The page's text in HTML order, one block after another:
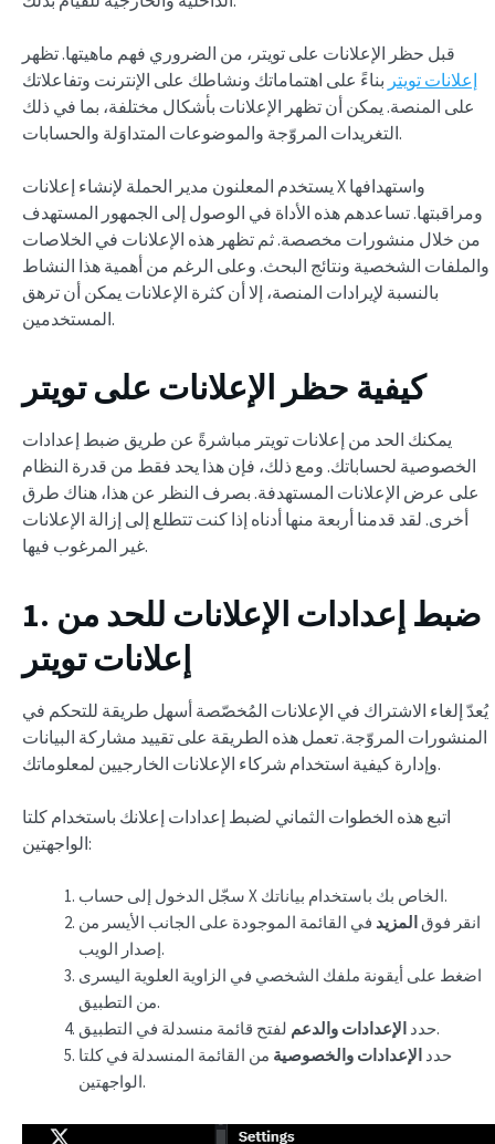
قبل حظر الإعلانات على تويتر، من الضروري فهم ماهيتها. تظهر
إعلانات تويتر بناءً على اهتماماتك ونشاطك على الإنترنت وتفاعلاتك
على المنصة. يمكن أن تظهر الإعلانات بأشكال مختلفة، بما في ذلك
التغريدات المروّجة والموضوعات المتداوَلة والحسابات.
يستخدم المعلنون مدير الحملة لإنشاء إعلانات X واستهدافها
ومراقبتها. تساعدهم هذه الأداة في الوصول إلى الجمهور المستهدف
من خلال منشورات مخصصة. ثم تظهر هذه الإعلانات في الخلاصات
والملفات الشخصية ونتائج البحث. وعلى الرغم من أهمية هذا النشاط
بالنسبة لإيرادات المنصة، إلا أن كثرة الإعلانات يمكن أن ترهق
المستخدمين.
كيفية حظر الإعلانات على تويتر
يمكنك الحد من إعلانات تويتر مباشرةً عن طريق ضبط إعدادات
الخصوصية لحساباتك. ومع ذلك، فإن هذا يحد فقط من قدرة النظام
على عرض الإعلانات المستهدفة. بصرف النظر عن هذا، هناك طرق
أخرى. لقد قدمنا أربعة منها أدناه إذا كنت تتطلع إلى إزالة الإعلانات
غير المرغوب فيها.
1. ضبط إعدادات الإعلانات للحد من
إعلانات تويتر
يُعدّ إلغاء الاشتراك في الإعلانات المُخصّصة أسهل طريقة للتحكم في
المنشورات المروّجة. تعمل هذه الطريقة على تقييد مشاركة البيانات
وإدارة كيفية استخدام شركاء الإعلانات الخارجيين لمعلوماتك.
اتبع هذه الخطوات الثماني لضبط إعدادات إعلانك باستخدام كلتا
الواجهتين:
سجّل الدخول إلى حساب X الخاص بك باستخدام بياناتك.
انقر فوقالمزيد في القائمة الموجودة على الجانب الأيسر من
إصدار الويب.
اضغط على أيقونة ملفك الشخصي في الزاوية العلوية اليسرى
من التطبيق.
حدد الإعدادات والدعم
لفتح قائمة منسدلة في التطبيق.
حدد الإعدادات والخصوصية من القائمة المنسدلة في كلتا
الواجهتين.